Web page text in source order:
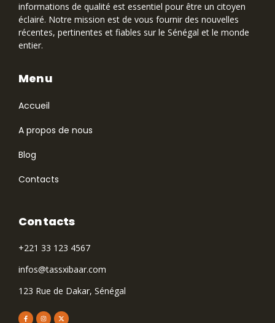
informations de qualité est essentiel pour être un citoyen
éclairé. Notre mission est de vous fournir des nouvelles
récentes, pertinentes et fiables sur le Sénégal et le monde
entier.
Accueil
A propos de nous
Blog
Contacts
Menu
Contacts
+221 33 123 4567
infos@tassxibaar.com
123 Rue de Dakar, Sénégal